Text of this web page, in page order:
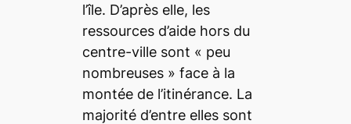
l’île. D’après elle, les
ressources d’aide hors du
centre-ville sont « peu
nombreuses » face à la
montée de l’itinérance. La
majorité d’entre elles sont